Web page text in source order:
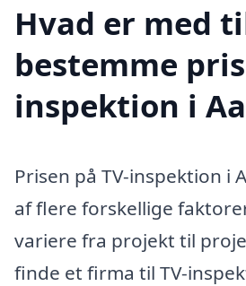
Hvad er med
bestemme
inspektion i
Prisen på TV-inspektion i
af flere forskellige
variere fra projekt til
finde et firma til TV-